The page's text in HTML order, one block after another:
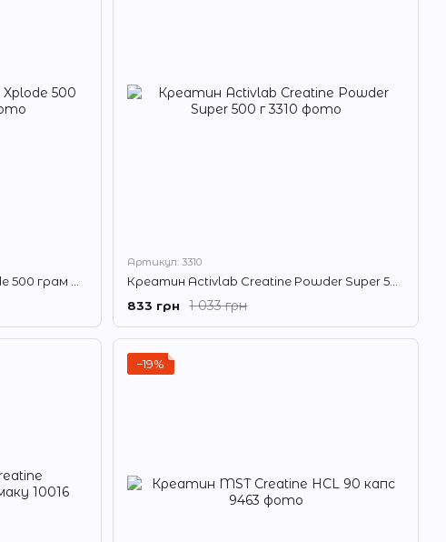
Креатин Olimp Creatine Xplode 500 грам Ананас
Артикул: 3310
Креатин Activlab Creatine Powder Super 500 г
1 033 грн
833 грн
−19%